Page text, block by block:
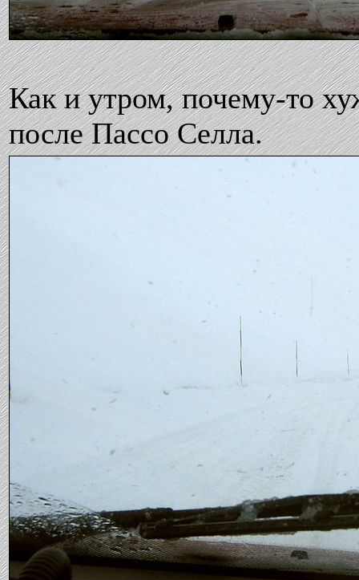
Как и утром, почему-то
после Пассо Селла.